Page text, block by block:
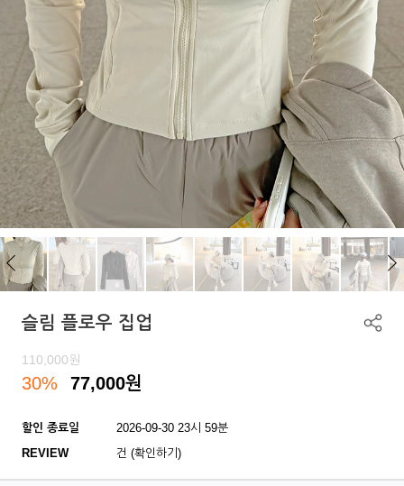
슬림 플로우 집업
110,000원
30% 77,000원
할인 종료일
2026-09-30 23시 59분
REVIEW
건 (확인하기)